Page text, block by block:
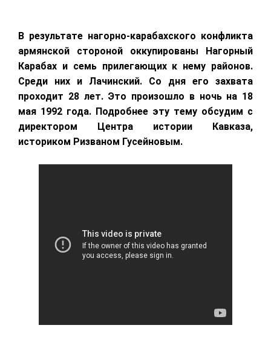
В результате нагорно-карабахского конфликта
армянской стороной оккупированы Нагорный
Карабах и семь прилегающих к нему районов.
Среди них и Лачинский. Со дня его захвата
проходит 28 лет. Это произошло в ночь на 18
мая 1992 года. Подробнее эту тему обсудим с
директором Центра истории Кавказа,
историком Ризваном Гусейновым.